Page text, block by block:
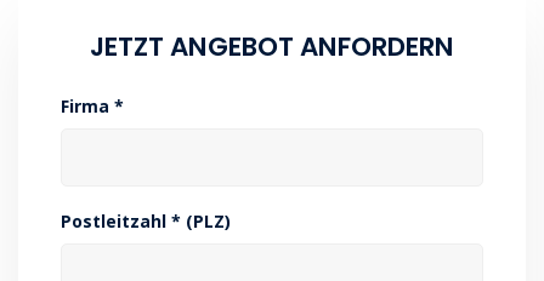
JETZT ANGEBOT ANFORDERN
Firma *
Postleitzahl * (PLZ)